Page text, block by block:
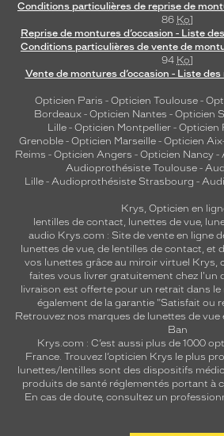
Conditions particulières de reprise de
86 Ko]
Reprise de montures d’occasion - Liste
Conditions particulières de vente de
94 Ko]
Vente de montures d’occasion - Liste
Opticien Paris - Opticien Toulouse-
Bordeaux- Opticien Nantes - Opticien
Lille - Opticien Montpellier - Opticien
Grenoble - Opticien Marseille - Opticien
Reims - Opticien Angers - Opticien Nancy -
Audioprothésiste Toulouse-
Lille- Audioprothésiste Strasbourg -
Krys, Opticien en
lentilles de contact, lunettes de vue,
audio Krys.com : Site de vente en ligne
lunettes de vue, de lentilles de contact, et
vos lunettes grâce au miroir virtuel Krys,
faites vous livrer gratuitement chez l'un
livraison est offerte pour un retrait dans le
également de la garantie "Satisfait ou
Retrouvez nos marques de lunettes de vue
Ban
Krys.com : C’est aussi plus de 1000
France. Trouvez l’opticien Krys le plus
lunettes/lentilles sont des dispositifs
produits de santé réglementés portant à
En cas de doute, consultez un